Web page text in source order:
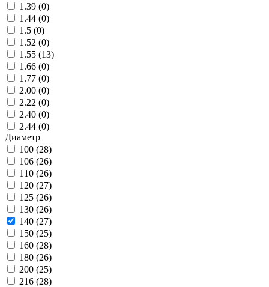
1.39 (0)
1.44 (0)
1.5 (0)
1.52 (0)
1.55 (13)
1.66 (0)
1.77 (0)
2.00 (0)
2.22 (0)
2.40 (0)
2.44 (0)
Диаметр
100 (28)
106 (26)
110 (26)
120 (27)
125 (26)
130 (26)
140 (27)
150 (25)
160 (28)
180 (26)
200 (25)
216 (28)